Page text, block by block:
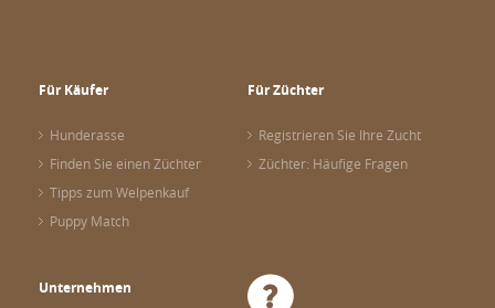
Für Käufer
Hunderasse
Finden Sie einen Züchter
Tipps zum Welpenkauf
Puppy Match
Für Züchter
Registrieren Sie Ihre Zucht
Züchter: Häufige Fragen
Unternehmen